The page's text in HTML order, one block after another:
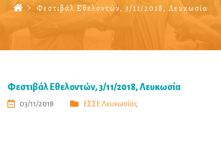
Φεστιβάλ Εθελοντών, 3/11/2018, Λευκωσία
Φεστιβάλ Εθελοντών, 3/11/2018, Λευκωσία
03/11/2018 ΕΣΣΕ Λευκωσίας